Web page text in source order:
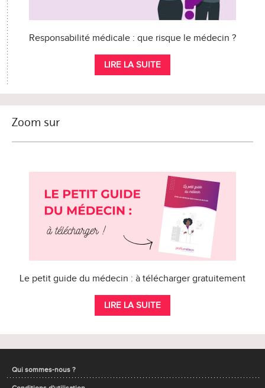
Responsabilité médicale : que risque le médecin ?
LIRE LA SUITE
Zoom sur
Le petit guide du médecin : à télécharger gratuitement
LIRE LA SUITE
Qui sommes-nous ?